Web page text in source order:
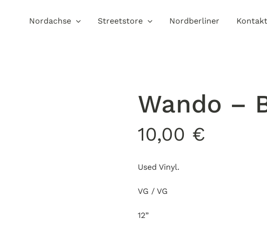
Nordachse Streetstore Nordberliner Kontakt
Wando –
10,00 €
Used Vinyl.
VG / VG
12”